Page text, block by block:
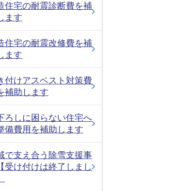
住宅の耐震診断費を補
ます
住宅の耐震改修費を補
ます
付けアスベスト対策費
補助します
ろしに困らない住宅へ
備費用を補助します
で支え合う除雪支援事
受け付けは終了しまし